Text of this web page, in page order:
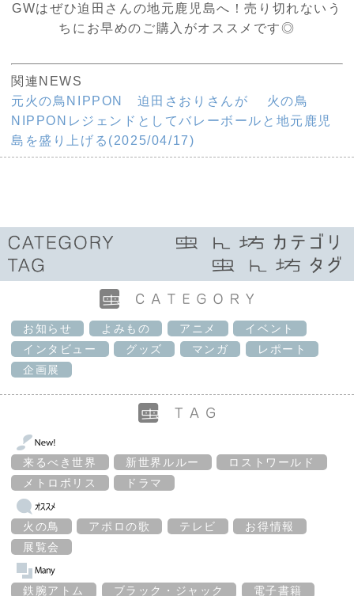
GWはぜひ迫田さんの地元鹿児島へ！売り切れないう
ちにお早めのご購入がオススメです◎
関連NEWS
元火の鳥NIPPON 迫田さおりさんが 火の鳥
NIPPONレジェンドとしてバレーボールと地元鹿児
島を盛り上げる(2025/04/17)
お知らせ よみもの アニメ
イベント
インタビュー
グッズ マンガ
レポート
企画展
来るべき世界 新世界ルルー
ロストワールド
メトロポリス
ドラマ
火の鳥 アポロの歌 テレビ
お得情報
展覧会
鉄腕アトム ブラック・ジャック 電子書籍